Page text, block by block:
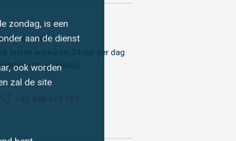
zondag, is een
aan de dienst
ook worden
zal de site
nummer
buiten werkuren, 24 uur per dag
t/m zaterdag)